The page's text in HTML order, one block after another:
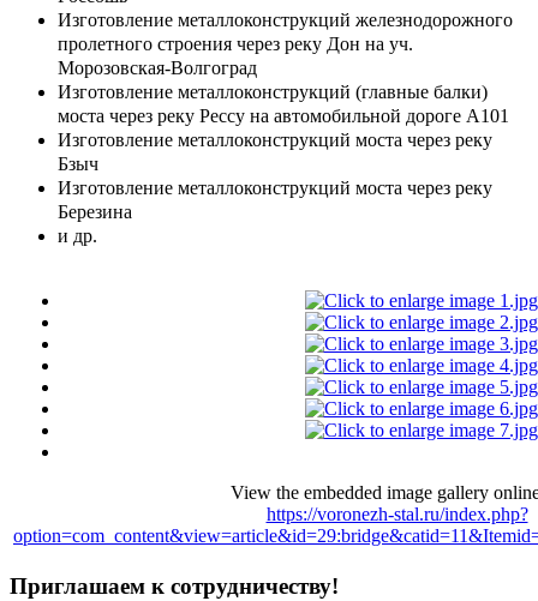
Изготовление металлоконструкций железнодорожного
пролетного строения через реку Дон на уч.
Морозовская-Волгоград
Изготовление металлоконструкций (главные балки)
моста через реку Рессу на автомобильной дороге А101
Изготовление металлоконструкций моста через реку
Бзыч
Изготовление металлоконструкций моста через реку
Березина
и др.
View the embedded image gallery
https://voronezh-stal.ru/index.php?
Приглашаем к сотрудничеству!